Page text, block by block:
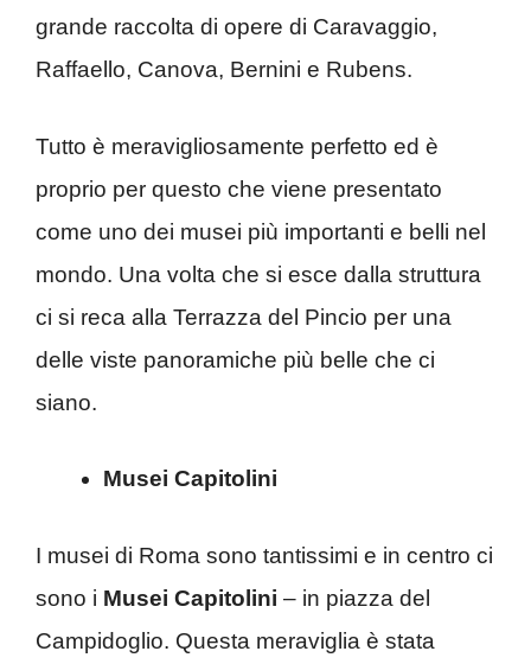
grande raccolta di opere di Caravaggio,
Raffaello, Canova, Bernini e Rubens.
Tutto è meravigliosamente perfetto ed è
proprio per questo che viene presentato
come uno dei musei più importanti e belli nel
mondo. Una volta che si esce dalla struttura
ci si reca alla Terrazza del Pincio per una
delle viste panoramiche più belle che ci
siano.
Musei Capitolini
I musei di Roma sono tantissimi e in centro ci
sono i Musei Capitolini – in piazza del
Campidoglio. Questa meraviglia è stata